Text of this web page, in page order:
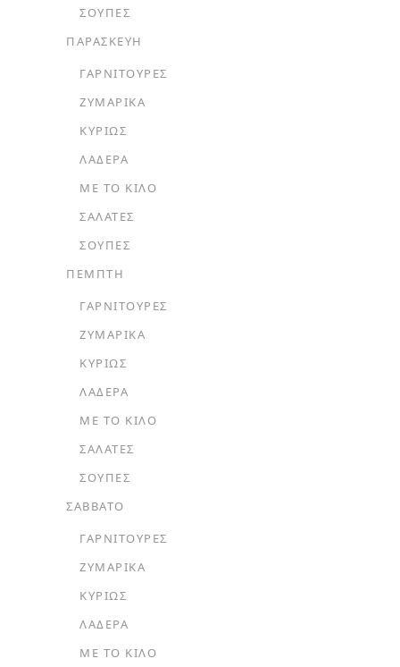
ΣΟΎΠΕΣ
ΠΑΡΑΣΚΕΥΗ
ΓΑΡΝΙΤΟΎΡΕΣ
ΖΥΜΑΡΙΚΆ
ΚΥΡΊΩΣ
ΛΑΔΕΡΆ
ΜΕ ΤΟ ΚΙΛΌ
ΣΑΛΆΤΕΣ
ΣΟΎΠΕΣ
ΠΕΜΠΤΗ
ΓΑΡΝΙΤΟΎΡΕΣ
ΖΥΜΑΡΙΚΆ
ΚΥΡΊΩΣ
ΛΑΔΕΡΆ
ΜΕ ΤΟ ΚΙΛΌ
ΣΑΛΆΤΕΣ
ΣΟΎΠΕΣ
ΣΑΒΒΑΤΟ
ΓΑΡΝΙΤΟΎΡΕΣ
ΖΥΜΑΡΙΚΆ
ΚΥΡΊΩΣ
ΛΑΔΕΡΆ
ΜΕ ΤΟ ΚΙΛΌ